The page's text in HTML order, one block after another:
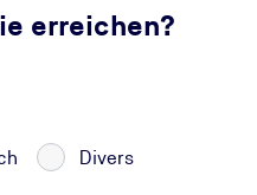
erreichen?
Divers